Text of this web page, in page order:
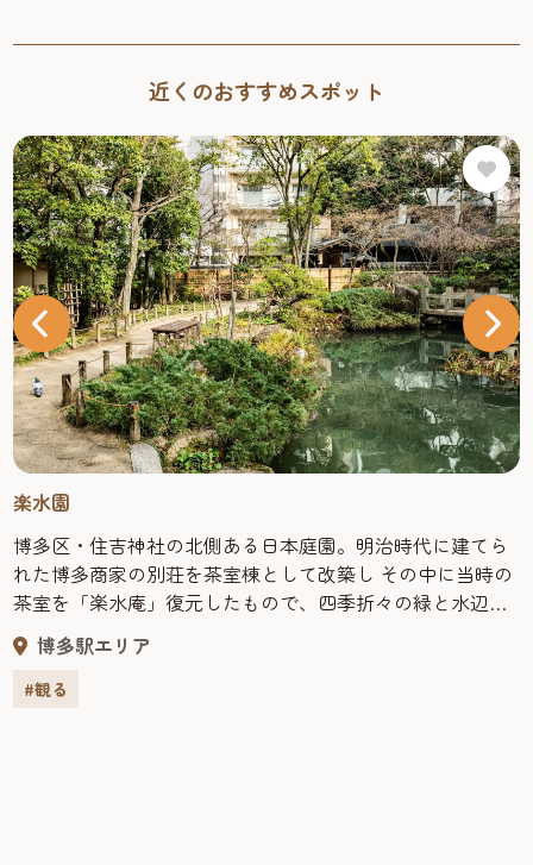
近くのおすすめスポット
楽水園
博多区・住吉神社の北側ある日本庭園。明治時代に建てら
れた博多商家の別荘を茶室棟として改築し その中に当時の
茶室を「楽水庵」復元したもので、四季折々の緑と水辺の
うるおいに満ちた甘美な香り漂う美しい日本庭園だ。当時
の博多豪商の優雅さを垣間見ることができる。静閑とした
佇まいのなか、優雅なひとときを過ごすことができる。
博多駅エリア
#観る